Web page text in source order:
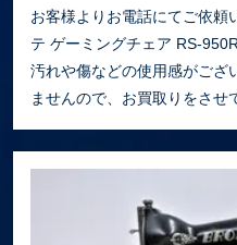
お客様よりお電話にてご依頼
テ ゲーミングチェア RS-
汚れや傷などの使用感がござ
ませんので、お買取りをさせ